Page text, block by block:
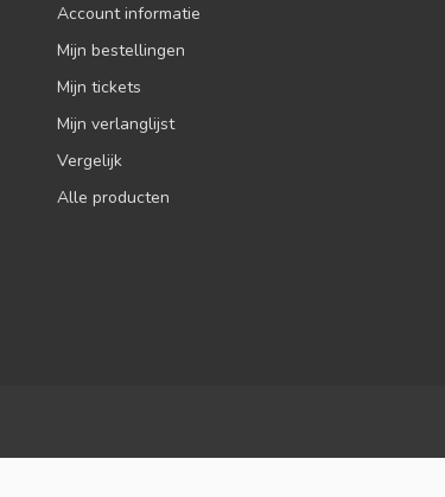
Account informatie
Mijn bestellingen
Mijn tickets
Mijn verlanglijst
Vergelijk
Alle producten